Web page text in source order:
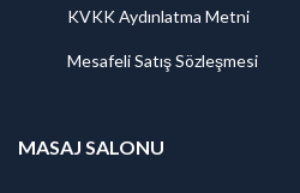
KVKK Aydınlatma Metni
Mesafeli Satış Sözleşmesi
MASAJ SALONU